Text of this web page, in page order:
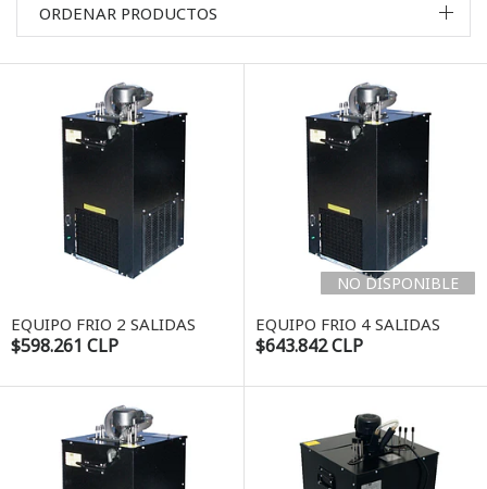
ORDENAR PRODUCTOS
EQUIPO FRIO 2 SALIDAS
$598.261 CLP
NO DISPONIBLE
EQUIPO FRIO 4 SALIDAS
$643.842 CLP